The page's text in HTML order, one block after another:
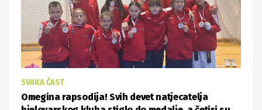
SVAKA ČAST
Omegina rapsodija! Svih devet natjecatelja